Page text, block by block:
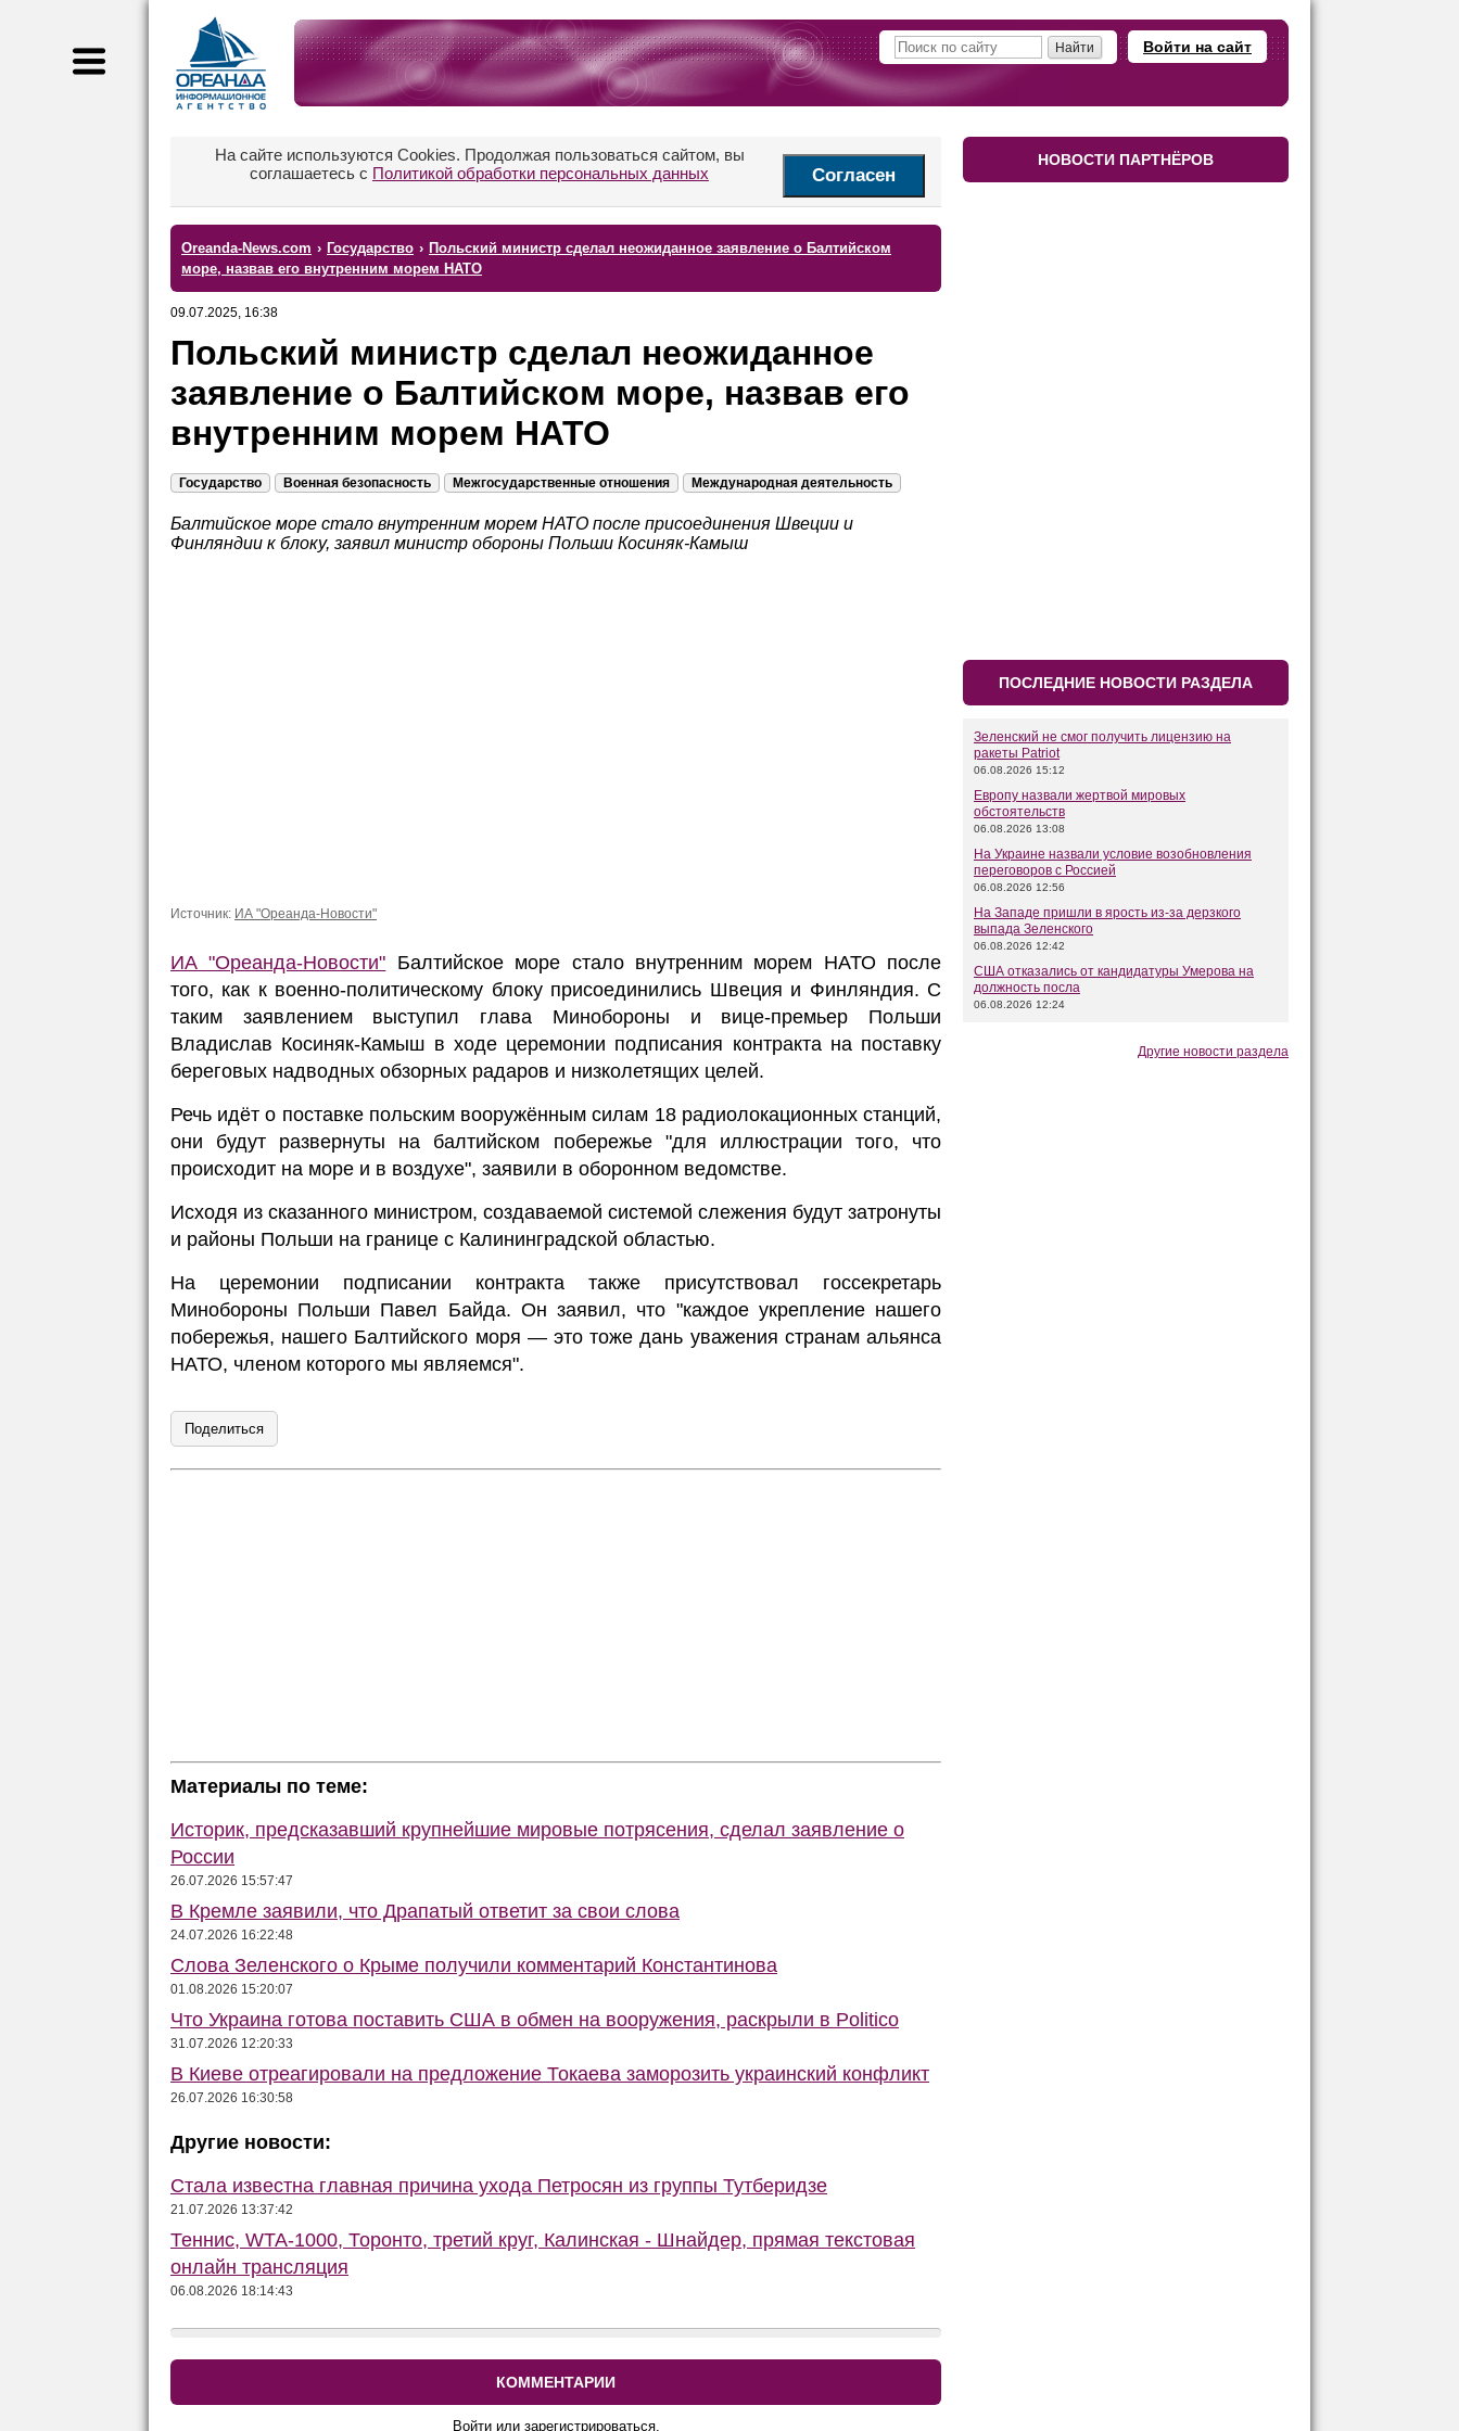
Войти на сайт
На сайте используются Cookies. Продолжая пользоваться сайтом, вы
соглашаетесь с Политикой обработки персональных данных Согласен
Oreanda-News.com › Государство › Польский министр сделал неожиданное заявление о Балтийском
море, назвав его внутренним морем НАТО
09.07.2025, 16:38
Польский министр сделал неожиданное
заявление о Балтийском море, назвав его
внутренним морем НАТО
Государство Военная безопасность Межгосударственные отношения Международная деятельность
Балтийское море стало внутренним морем НАТО после присоединения Швеции и
Финляндии к блоку, заявил министр обороны Польши Косиняк-Камыш
Источник: ИА "Ореанда-Новости"
ИА "Ореанда-Новости" Балтийское море стало внутренним морем НАТО после
того, как к военно-политическому блоку присоединились Швеция и Финляндия. С
таким заявлением выступил глава Минобороны и вице-премьер Польши
Владислав Косиняк-Камыш в ходе церемонии подписания контракта на поставку
береговых надводных обзорных радаров и низколетящих целей.
Речь идёт о поставке польским вооружённым силам 18 радиолокационных станций,
они будут развернуты на балтийском побережье "для иллюстрации того, что
происходит на море и в воздухе", заявили в оборонном ведомстве.
Исходя из сказанного министром, создаваемой системой слежения будут затронуты
и районы Польши на границе с Калининградской областью.
На церемонии подписании контракта также присутствовал госсекретарь
Минобороны Польши Павел Байда. Он заявил, что "каждое укрепление нашего
побережья, нашего Балтийского моря — это тоже дань уважения странам альянса
НАТО, членом которого мы являемся".
Поделиться
Материалы по теме:
Историк, предсказавший крупнейшие мировые потрясения, сделал заявление о
России
26.07.2026 15:57:47
В Кремле заявили, что Драпатый ответит за свои слова
24.07.2026 16:22:48
Слова Зеленского о Крыме получили комментарий Константинова
01.08.2026 15:20:07
Что Украина готова поставить США в обмен на вооружения, раскрыли в Politico
31.07.2026 12:20:33
В Киеве отреагировали на предложение Токаева заморозить украинский конфликт
26.07.2026 16:30:58
Другие новости:
Стала известна главная причина ухода Петросян из группы Тутберидзе
21.07.2026 13:37:42
Теннис, WTA-1000, Торонто, третий круг, Калинская - Шнайдер, прямая текстовая
онлайн трансляция
06.08.2026 18:14:43
КОММЕНТАРИИ
Войти или зарегистрироваться.
НОВОСТИ ПАРТНЁРОВ
ПОСЛЕДНИЕ НОВОСТИ РАЗДЕЛА
Зеленский не смог получить лицензию на
ракеты Patriot
06.08.2026 15:12
Европу назвали жертвой мировых
обстоятельств
06.08.2026 13:08
На Украине назвали условие возобновления
переговоров с Россией
06.08.2026 12:56
На Западе пришли в ярость из-за дерзкого
выпада Зеленского
06.08.2026 12:42
США отказались от кандидатуры Умерова на
должность посла
06.08.2026 12:24
Другие новости раздела